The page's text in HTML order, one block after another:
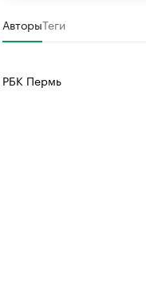
АвторыТеги
РБК Пермь